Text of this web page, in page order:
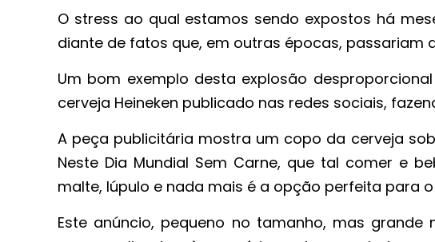
O stress ao qual estamos sendo expostos há
diante de fatos que, em outras épocas, passariam
Um bom exemplo desta explosão
cerveja Heineken publicado nas redes sociais,
A peça publicitária mostra um copo da cerveja
Neste Dia Mundial Sem Carne, que tal comer e
malte, lúpulo e nada mais é a opção perfeita para
Este anúncio, pequeno no tamanho, mas